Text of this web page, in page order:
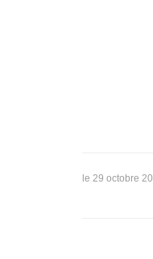
le 29 octobre